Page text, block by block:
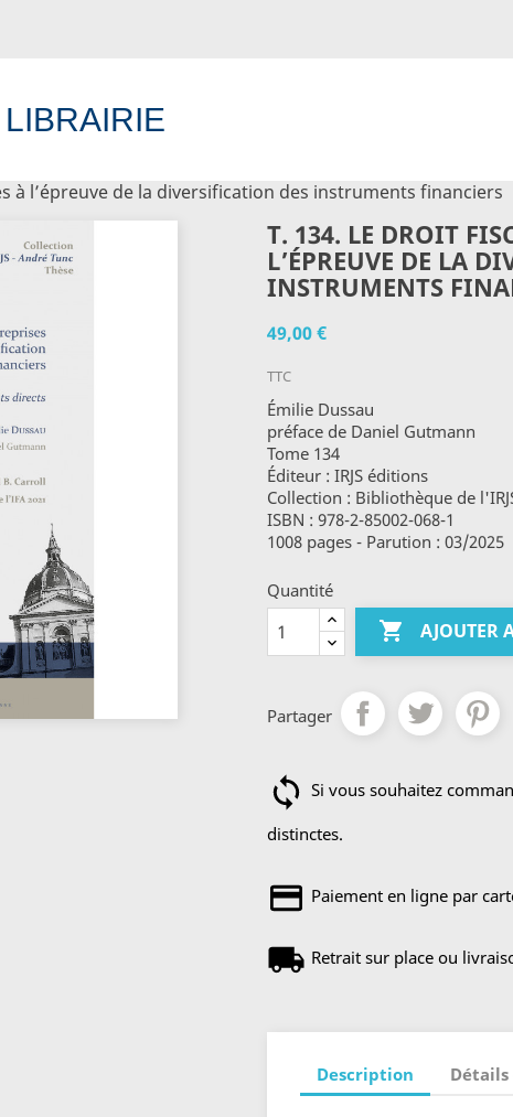
LIBRAIRIE
(0)
à l’épreuve de la diversification des instruments financiers
T. 134. LE DROIT
L’ÉPREUVE DE LA
INSTRUMENTS
49,00 €
TTC
Émilie Dussau
préface de Daniel Gutmann
Tome 134
Éditeur : IRJS éditions
Collection : Bibliothèque de
ISBN : 978-2-85002-068-1
1008 pages - Parution : 03/2025
Quantité
 AJOUTER
Partager
Si vous souhaitez
distinctes.
Paiement en ligne par
Retrait sur place ou
Description